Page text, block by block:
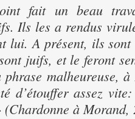
fait un beau
Ils les a rendus
lui. A présent, ils
juifs, et le feront
phrase malheureuse,
d’étouffer assez
(Chardonne à Morand,